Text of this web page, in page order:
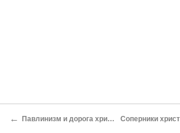
← Павлинизм и дорога христианства в Рим